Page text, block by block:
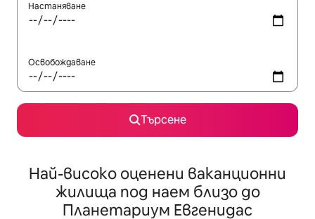
Настаняване
Освобождаване
Търсене
Най-високо оценени ваканционни
жилища под наем близо до
Планетариум Евгенидас